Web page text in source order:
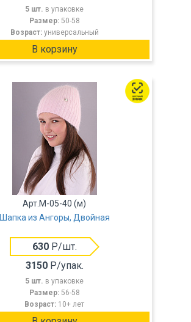
5 шт. в упаковке
Размер: 50-58
Возраст: универсальный
Арт.M-05-40 (м)
Шапка из Ангоры, Двойная
630Р/шт.
3150Р/упак.
5 шт. в упаковке
Размер: 56-58
Возраст: 10+ лет